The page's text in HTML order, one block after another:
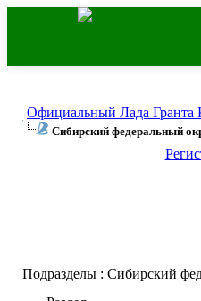
Официальный Лада Гранта
Сибирский федеральный
Подразделы : Сибирский